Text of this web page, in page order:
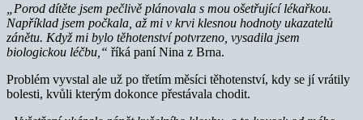
„Porod dítěte jsem pečlivě plánovala s mou ošetřující lékařkou.
Například jsem počkala, až mi v krvi klesnou hodnoty ukazatelů
zánětu. Když mi bylo těhotenství potvrzeno, vysadila jsem
biologickou léčbu,“ říká paní Nina z Brna.
Problém vyvstal ale už po třetím měsíci těhotenství, kdy se jí vrátily
bolesti, kvůli kterým dokonce přestávala chodit.